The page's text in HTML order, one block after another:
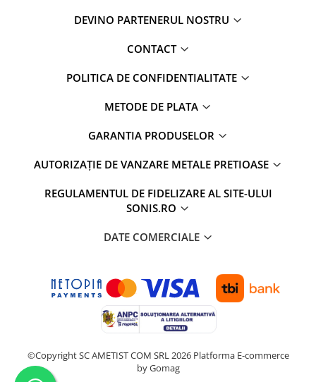
DEVINO PARTENERUL NOSTRU
CONTACT
POLITICA DE CONFIDENTIALITATE
METODE DE PLATA
GARANTIA PRODUSELOR
AUTORIZAȚIE DE VANZARE METALE PRETIOASE
REGULAMENTUL DE FIDELIZARE AL SITE-ULUI
SONIS.RO
DATE COMERCIALE
©Copyright SC AMETIST COM SRL 2026 Platforma E-commerce
by Gomag